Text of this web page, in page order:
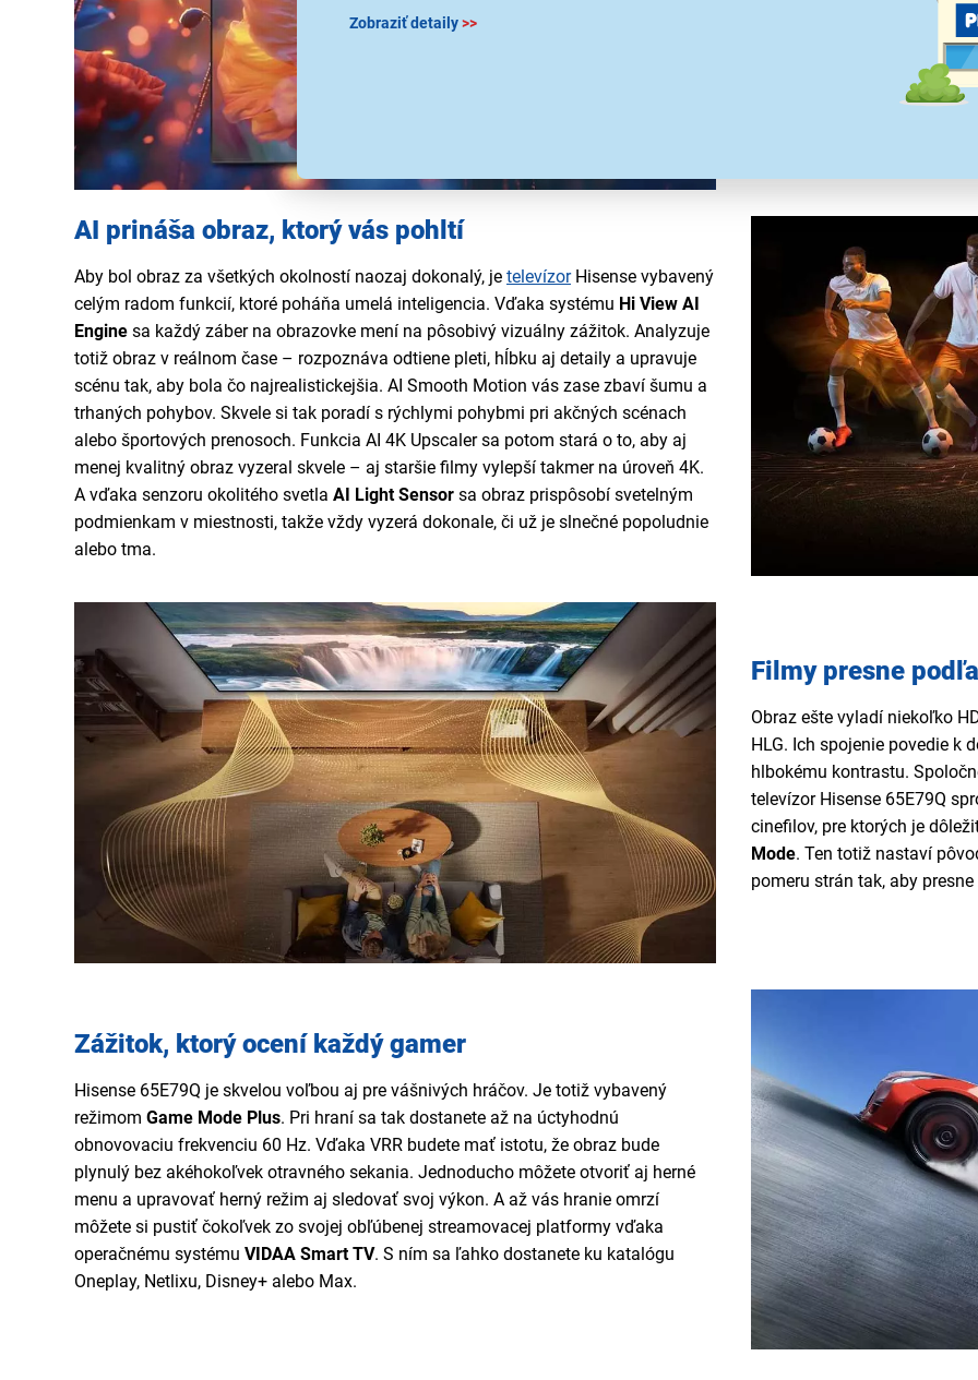
Zobraziť detaily>>
vynikne, či už je sýta alebo
Eye Care Mode sa postará
Navyše ho môžete ovládať
ovládanie. Jednoducho
AI prináša obraz, ktorý vás pohltí
Aby bol obraz za všetkých okolností naozaj dokonalý, je televízorHisense vybavený
celým radom funkcií, ktoré poháňa umelá inteligencia. Vďaka systému Hi View AI
Engine sa každý záber na obrazovke mení na pôsobivý vizuálny zážitok. Analyzuje
totiž obraz v reálnom čase – rozpoznáva odtiene pleti, hĺbku aj detaily a upravuje
scénu tak, aby bola čo najrealistickejšia. AI Smooth Motion vás zase zbaví šumu a
trhaných pohybov. Skvele si tak poradí s rýchlymi pohybmi pri akčných scénach
alebo športových prenosoch. Funkcia AI 4K Upscaler sa potom stará o to, aby aj
menej kvalitný obraz vyzeral skvele – aj staršie filmy vylepší takmer na úroveň 4K.
A vďaka senzoru okolitého svetla AI Light Sensor sa obraz prispôsobí svetelným
podmienkam v miestnosti, takže vždy vyzerá dokonale, či už je slnečné popoludnie
alebo tma.
Filmy presne
Obraz ešte vyladí niekoľko
HLG. Ich spojenie povedie k
hlbokému kontrastu.
televízor Hisense 65E79Q
cinefilov, pre ktorých je
Mode. Ten totiž nastaví
pomeru strán tak, aby
Zážitok, ktorý ocení každý gamer
Hisense 65E79Q je skvelou voľbou aj pre vášnivých hráčov. Je totiž vybavený
režimom Game Mode Plus. Pri hraní sa tak dostanete až na úctyhodnú
obnovovaciu frekvenciu 60 Hz. Vďaka VRR budete mať istotu, že obraz bude
plynulý bez akéhokoľvek otravného sekania. Jednoducho môžete otvoriť aj herné
menu a upravovať herný režim aj sledovať svoj výkon. A až vás hranie omrzí
môžete si pustiť čokoľvek zo svojej obľúbenej streamovacej platformy vďaka
operačnému systému VIDAA Smart TV. S ním sa ľahko dostanete ku katalógu
Oneplay, Netlixu, Disney+ alebo Max.